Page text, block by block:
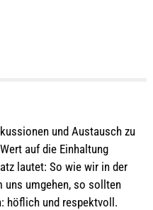
und Austausch zu
auf die Einhaltung
lautet: So wie wir in der
uns umgehen, so sollten
höflich und respektvoll.